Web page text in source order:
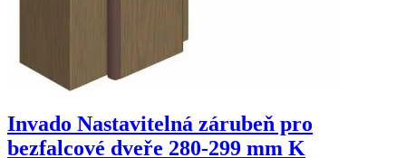
Invado Nastavitelná zárubeň pro
bezfalcové dveře 280-299 mm K